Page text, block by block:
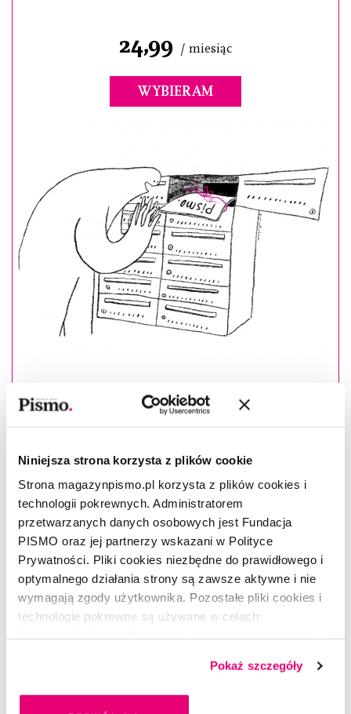
Niniejsza strona korzysta z plików cookie
Strona magazynpismo.pl korzysta z plików cookies i
technologii pokrewnych. Administratorem
przetwarzanych danych osobowych jest Fundacja
PISMO oraz jej partnerzy wskazani w Polityce
Prywatności. Pliki cookies niezbędne do prawidłowego i
optymalnego działania strony są zawsze aktywne i nie
wymagają zgody użytkownika. Pozostałe pliki cookies i
technologie pokrewne są używane w celach:
dobrowolną zgodę na pliki cookies i technologie
pokrewne, zgadzasz się na przechowywanie informacji
na Twoim urządzeniu końcowym lub dostęp do niego i
Pokaż szczegóły
24,99 / miesiąc
WYBIERAM
Masz konto? Zaloguj się
Katarzyna Kazimierowska–Redaktorka i dziennikarka.
W „Piśmie” przygotowuje co roku autorskie wydanie
specjalne. Napisała książki
Życie. Strategie przetrwania
Wielkie zmęczenie. Osobista historia cukrzycy
CZYTAJ TAKŻE